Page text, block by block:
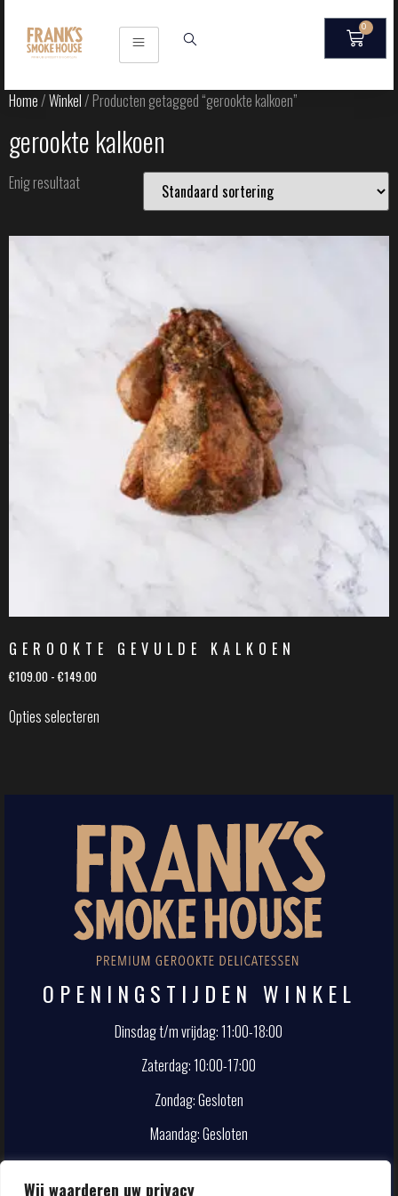
Wij waarderen uw privacy
0
Home/Winkel/ Producten getagged “gerookte kalkoen”
gerookte kalkoen
Enig resultaat
GEROOKTE GEVULDE KALKOEN
€109.00 - €149.00
Opties selecteren
OPENINGSTIJDEN WINKEL
Dinsdag t/m vrijdag: 11:00-18:00
Zaterdag: 10:00-17:00
Zondag: Gesloten
Maandag: Gesloten
CONTACT